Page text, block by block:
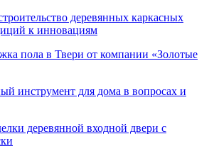
деревянных каркасных
к инновациям
пола в Твери от компании «Золотые
инструмент для дома в вопросах и
деревянной входной двери с